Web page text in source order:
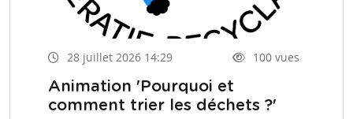
28 juillet 2026 14:29 100 vues
Animation 'Pourquoi et
comment trier les déchets ?'